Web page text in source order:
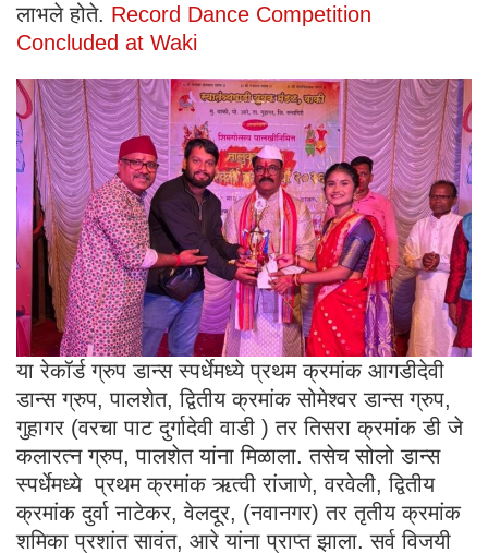
लाभले होते. Record Dance Competition
Concluded at Waki
या रेकॉर्ड ग्रुप डान्स स्पर्धेमध्ये प्रथम क्रमांक आगडीदेवी
डान्स ग्रुप, पालशेत, द्वितीय क्रमांक सोमेश्वर डान्स ग्रुप,
गुहागर (वरचा पाट दुर्गादेवी वाडी ) तर तिसरा क्रमांक डी जे
कलारत्न ग्रुप, पालशेत यांना मिळाला. तसेच सोलो डान्स
स्पर्धेमध्ये प्रथम क्रमांक ऋत्वी रांजाणे, वरवेली, द्वितीय
क्रमांक दुर्वा नाटेकर, वेलदूर, (नवानगर) तर तृतीय क्रमांक
शमिका प्रशांत सावंत, आरे यांना प्राप्त झाला. सर्व विजयी